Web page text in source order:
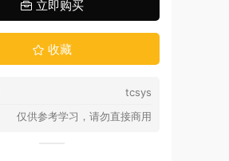
立即购买
收藏
tcsys
仅供参考学习，请勿直接商用